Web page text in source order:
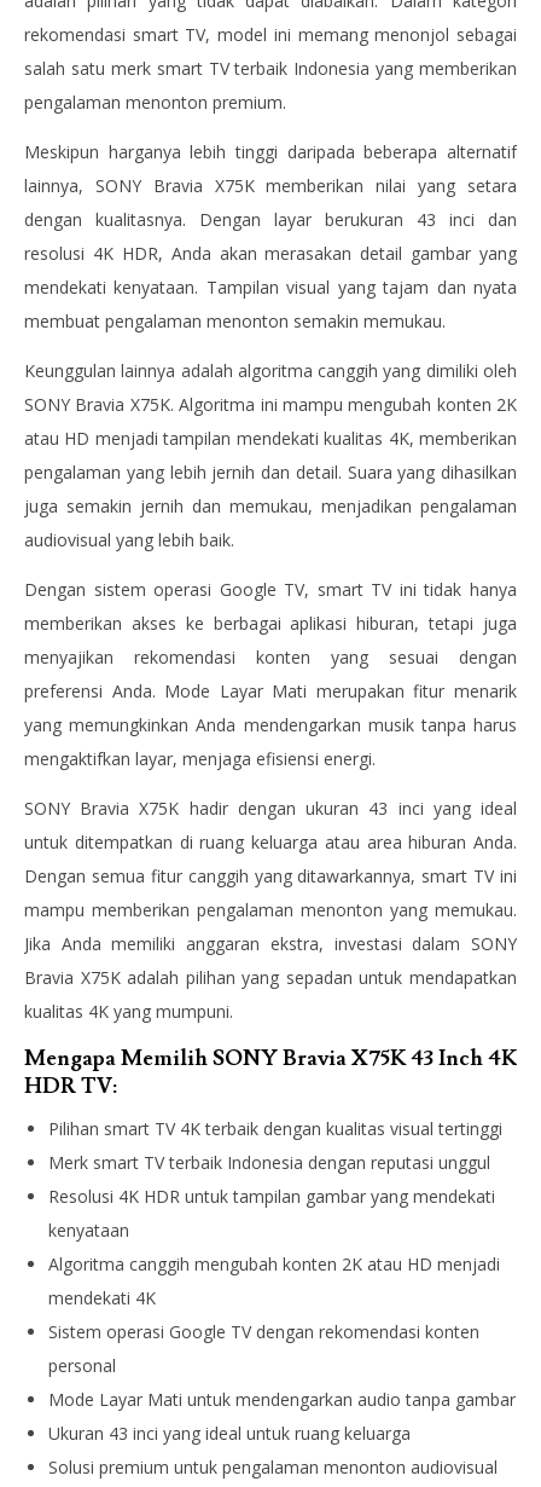
rekomendasi smart TV, model ini memang menonjol sebagai
salah satu merk smart TV terbaik Indonesia yang memberikan
pengalaman menonton premium.
Meskipun harganya lebih tinggi daripada beberapa alternatif
lainnya, SONY Bravia X75K memberikan nilai yang setara
dengan kualitasnya. Dengan layar berukuran 43 inci dan
resolusi 4K HDR, Anda akan merasakan detail gambar yang
mendekati kenyataan. Tampilan visual yang tajam dan nyata
membuat pengalaman menonton semakin memukau.
Keunggulan lainnya adalah algoritma canggih yang dimiliki oleh
SONY Bravia X75K. Algoritma ini mampu mengubah konten 2K
atau HD menjadi tampilan mendekati kualitas 4K, memberikan
pengalaman yang lebih jernih dan detail. Suara yang dihasilkan
juga semakin jernih dan memukau, menjadikan pengalaman
audiovisual yang lebih baik.
Dengan sistem operasi Google TV, smart TV ini tidak hanya
memberikan akses ke berbagai aplikasi hiburan, tetapi juga
menyajikan rekomendasi konten yang sesuai dengan
preferensi Anda. Mode Layar Mati merupakan fitur menarik
yang memungkinkan Anda mendengarkan musik tanpa harus
mengaktifkan layar, menjaga efisiensi energi.
SONY Bravia X75K hadir dengan ukuran 43 inci yang ideal
untuk ditempatkan di ruang keluarga atau area hiburan Anda.
Dengan semua fitur canggih yang ditawarkannya, smart TV ini
mampu memberikan pengalaman menonton yang memukau.
Jika Anda memiliki anggaran ekstra, investasi dalam SONY
Bravia X75K adalah pilihan yang sepadan untuk mendapatkan
kualitas 4K yang mumpuni.
Mengapa Memilih SONY Bravia X75K 43 Inch 4K
HDR TV:
Pilihan smart TV 4K terbaik dengan kualitas visual tertinggi
Merk smart TV terbaik Indonesia dengan reputasi unggul
Resolusi 4K HDR untuk tampilan gambar yang mendekati
kenyataan
Algoritma canggih mengubah konten 2K atau HD menjadi
mendekati 4K
Sistem operasi Google TV dengan rekomendasi konten
personal
Mode Layar Mati untuk mendengarkan audio tanpa gambar
Ukuran 43 inci yang ideal untuk ruang keluarga
Solusi premium untuk pengalaman menonton audiovisual